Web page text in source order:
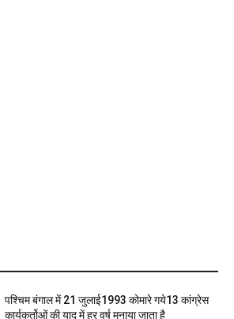
पश्चिम बंगाल में 21 जुलाई1993 कोमारे गये13 कांग्रेस
कार्यकर्तोओं की याद में हर वर्ष मनाया जाता है